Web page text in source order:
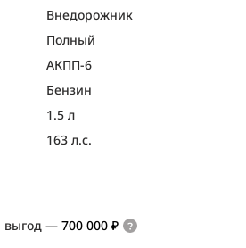
Внедорож­ник
Полный
АКПП-6
Бензин
1.5 л
163 л.с.
— 700 000 ₽